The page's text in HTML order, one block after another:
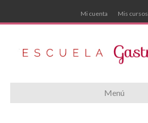
Mi cuenta Mis cursos
Menú